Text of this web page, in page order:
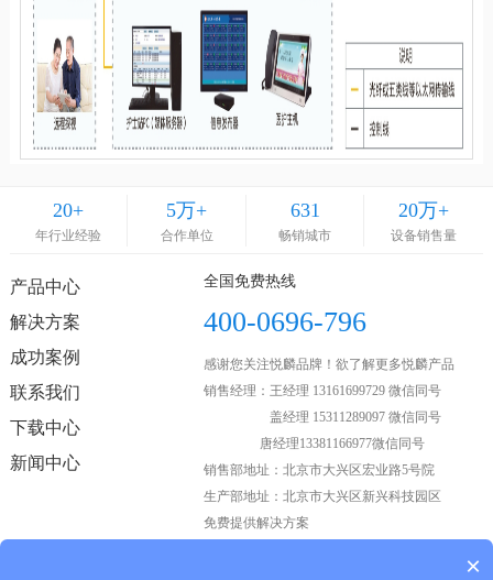
20+
年行业经验
5万+
合作单位
631
畅销城市
20万+
设备销售量
产品中心
解决方案
成功案例
联系我们
下载中心
新闻中心
全国免费热线
400-0696-796
感谢您关注悦麟品牌！欲了解更多悦麟产品
销售经理：王经理 13161699729 微信同号
盖经理 15311289097 微信同号
唐经理13381166977微信同号
销售部地址：北京市大兴区宏业路5号院
生产部地址：北京市大兴区新兴科技园区
免费提供解决方案
×